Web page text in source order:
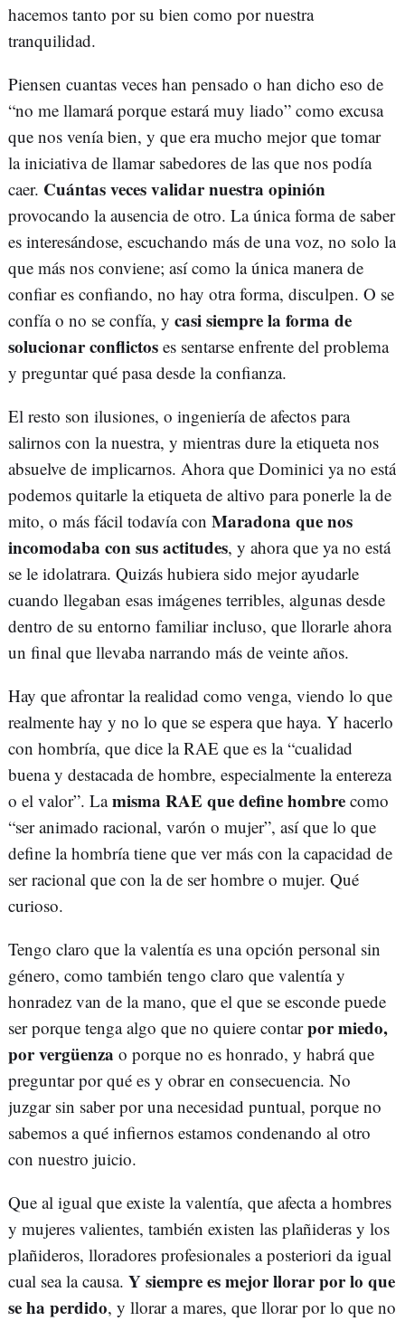
hacemos tanto por su bien como por nuestra
tranquilidad.
Piensen cuantas veces han pensado o han dicho eso de
“no me llamará porque estará muy liado” como excusa
que nos venía bien, y que era mucho mejor que tomar
la iniciativa de llamar sabedores de las que nos podía
caer. Cuántas veces validar nuestra opinión
provocando la ausencia de otro. La única forma de saber
es interesándose, escuchando más de una voz, no solo la
que más nos conviene; así como la única manera de
confiar es confiando, no hay otra forma, disculpen. O se
confía o no se confía, y casi siempre la forma de
solucionar conflictos es sentarse enfrente del problema
y preguntar qué pasa desde la confianza.
El resto son ilusiones, o ingeniería de afectos para
salirnos con la nuestra, y mientras dure la etiqueta nos
absuelve de implicarnos. Ahora que Dominici ya no está
podemos quitarle la etiqueta de altivo para ponerle la de
mito, o más fácil todavía con Maradona que nos
incomodaba con sus actitudes, y ahora que ya no está
se le idolatrara. Quizás hubiera sido mejor ayudarle
cuando llegaban esas imágenes terribles, algunas desde
dentro de su entorno familiar incluso, que llorarle ahora
un final que llevaba narrando más de veinte años.
Hay que afrontar la realidad como venga, viendo lo que
realmente hay y no lo que se espera que haya. Y hacerlo
con hombría, que dice la RAE que es la “cualidad
buena y destacada de hombre, especialmente la entereza
o el valor”. Lamisma RAE que define hombre como
“ser animado racional, varón o mujer”, así que lo que
define la hombría tiene que ver más con la capacidad de
ser racional que con la de ser hombre o mujer. Qué
curioso.
Tengo claro que la valentía es una opción personal sin
género, como también tengo claro que valentía y
honradez van de la mano, que el que se esconde puede
ser porque tenga algo que no quiere contarpor miedo,
por vergüenza o porque no es honrado, y habrá que
preguntar por qué es y obrar en consecuencia. No
juzgar sin saber por una necesidad puntual, porque no
sabemos a qué infiernos estamos condenando al otro
con nuestro juicio.
Que al igual que existe la valentía, que afecta a hombres
y mujeres valientes, también existen las plañideras y los
plañideros, lloradores profesionales a posteriori da igual
cual sea la causa. Y siempre es mejor llorar por lo que
se ha perdido, y llorar a mares, que llorar por lo que no